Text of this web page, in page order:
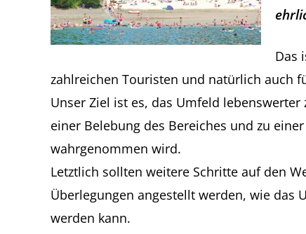
Das
zahlreichen Touristen und natürlich auch
Unser Ziel ist es, das Umfeld
einer Belebung des Bereiches und zu
wahrgenommen wird.
Letztlich sollten weitere Schritte auf den
Überlegungen angestellt werden, wie das
werden kann.